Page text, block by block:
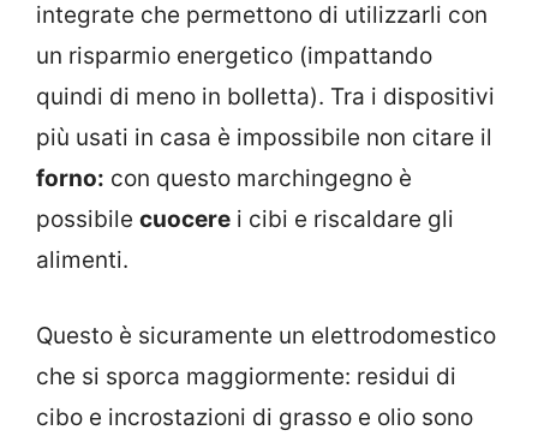
integrate che permettono di utilizzarli con
un risparmio energetico (impattando
quindi di meno in bolletta). Tra i dispositivi
più usati in casa è impossibile non citare il
forno: con questo marchingegno è
possibile cuocere i cibi e riscaldare gli
alimenti.
Questo è sicuramente un elettrodomestico
che si sporca maggiormente: residui di
cibo e incrostazioni di grasso e olio sono